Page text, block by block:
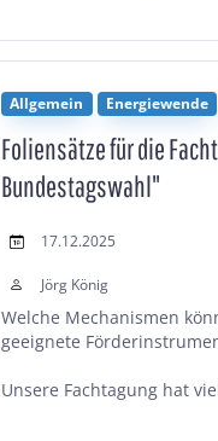
Allgemein Energiewende
Foliensätze für die
Bundestagswahl"
17.12.2025
Jörg König
Welche Mechanismen
geeignete
Unsere Fachtagung hat